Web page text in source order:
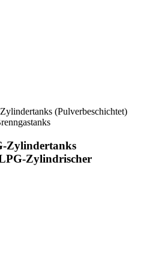
(Pulverbeschichtet)
Zylindertanks
Zylindrischer